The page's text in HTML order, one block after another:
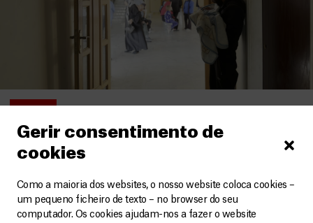
Gerir consentimento de
cookies
Como a maioria dos websites, o nosso website coloca cookies –
um pequeno ficheiro de texto – no browser do seu
computador. Os cookies ajudam-nos a fazer o website
Um quotidiano de medo, perdas e incerteza
Vídeos 1 Agosto, 2026